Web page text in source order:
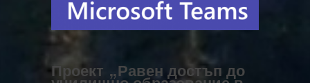
Проект „Равен достъп до